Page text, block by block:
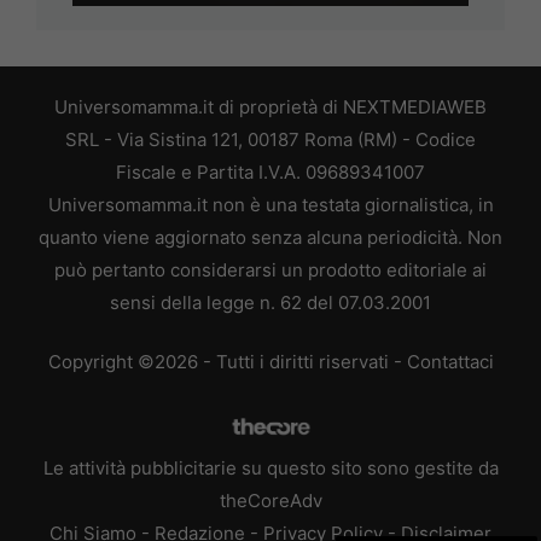
Universomamma.it di proprietà di NEXTMEDIAWEB
SRL - Via Sistina 121, 00187 Roma (RM) - Codice
Fiscale e Partita I.V.A. 09689341007
Universomamma.it non è una testata giornalistica, in
quanto viene aggiornato senza alcuna periodicità. Non
può pertanto considerarsi un prodotto editoriale ai
sensi della legge n. 62 del 07.03.2001
Copyright ©2026 - Tutti i diritti riservati - Contattaci
Le attività pubblicitarie su questo sito sono gestite da
theCoreAdv
Chi Siamo - Redazione - Privacy Policy - Disclaimer